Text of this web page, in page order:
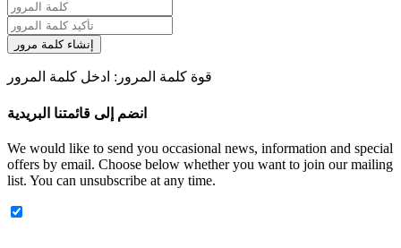
إنشاء كلمة مرور
قوة كلمة المرور: ادخل كلمة المرور
انضم إلى قائمتنا البريدية
We would like to send you occasional news, information and special
offers by email. Choose below whether you want to join our mailing
list. You can unsubscribe at any time.